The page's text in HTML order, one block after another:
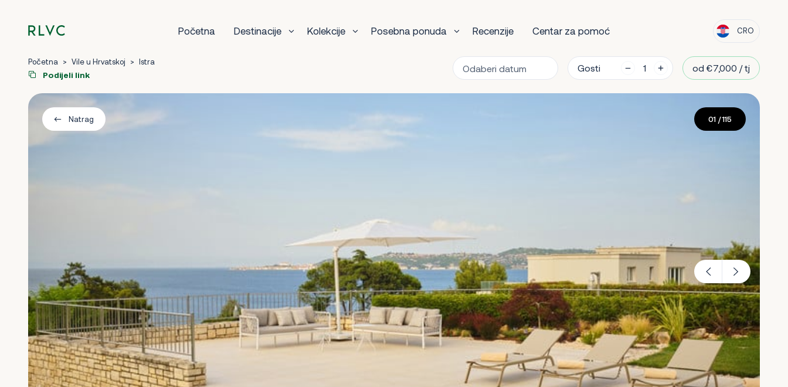
Početna Destinacije Kolekcije Posebna ponuda Recenzije Centar za pomoć CRO
Početna > Vile u Hrvatskoj > Istra
Podijeli link
Gosti od €7,000 / tj
Natrag 01 / 115